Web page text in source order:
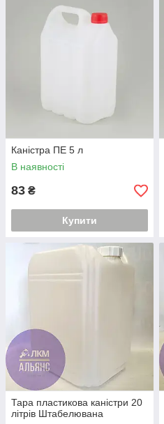
Каністра ПЕ 5 л
В наявності
83 ₴
Купити
Тара пластикова каністри 20
літрів Штабелювана